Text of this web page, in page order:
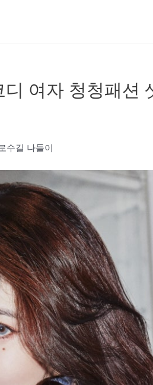
여자 청청패션
수길 나들이